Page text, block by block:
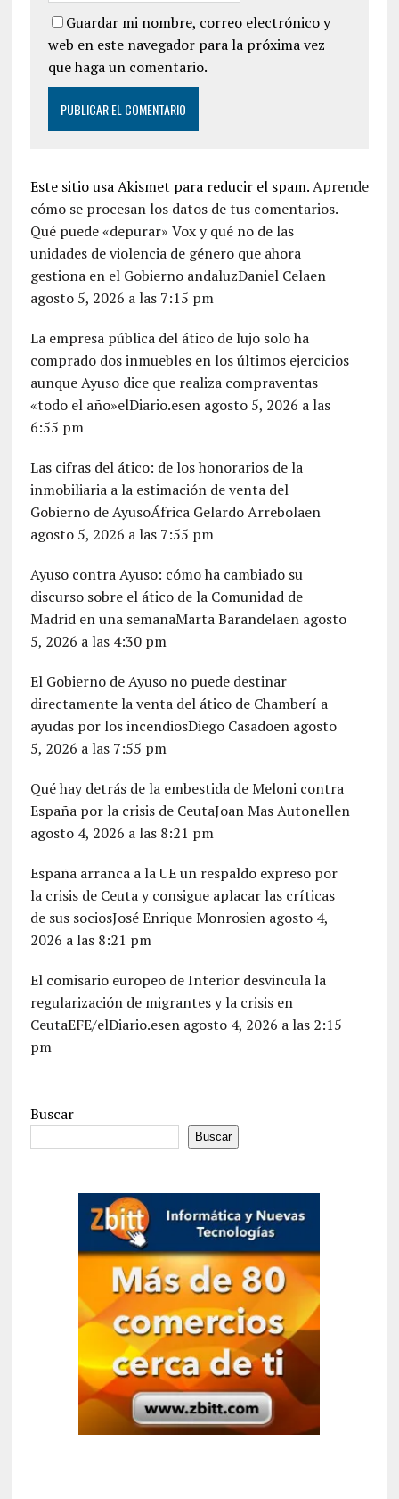
Guardar mi nombre, correo electrónico y
web en este navegador para la próxima vez
que haga un comentario.
Este sitio usa Akismet para reducir el spam.Aprende
cómo se procesan los datos de tus comentarios.
Qué puede «depurar» Vox y qué no de las
unidades de violencia de género que ahora
gestiona en el Gobierno andaluzDaniel Celaen
agosto 5, 2026 a las 7:15 pm
La empresa pública del ático de lujo solo ha
comprado dos inmuebles en los últimos ejercicios
aunque Ayuso dice que realiza compraventas
«todo el año»elDiario.esen agosto 5, 2026 a las
6:55 pm
Las cifras del ático: de los honorarios de la
inmobiliaria a la estimación de venta del
Gobierno de AyusoÁfrica Gelardo Arrebolaen
agosto 5, 2026 a las 7:55 pm
Ayuso contra Ayuso: cómo ha cambiado su
discurso sobre el ático de la Comunidad de
Madrid en una semanaMarta Barandelaen agosto
5, 2026 a las 4:30 pm
El Gobierno de Ayuso no puede destinar
directamente la venta del ático de Chamberí a
ayudas por los incendiosDiego Casadoen agosto
5, 2026 a las 7:55 pm
Qué hay detrás de la embestida de Meloni contra
España por la crisis de CeutaJoan Mas Autonellen
agosto 4, 2026 a las 8:21 pm
España arranca a la UE un respaldo expreso por
la crisis de Ceuta y consigue aplacar las críticas
de sus sociosJosé Enrique Monrosien agosto 4,
2026 a las 8:21 pm
El comisario europeo de Interior desvincula la
regularización de migrantes y la crisis en
CeutaEFE/elDiario.esen agosto 4, 2026 a las 2:15
pm
Buscar
Buscar